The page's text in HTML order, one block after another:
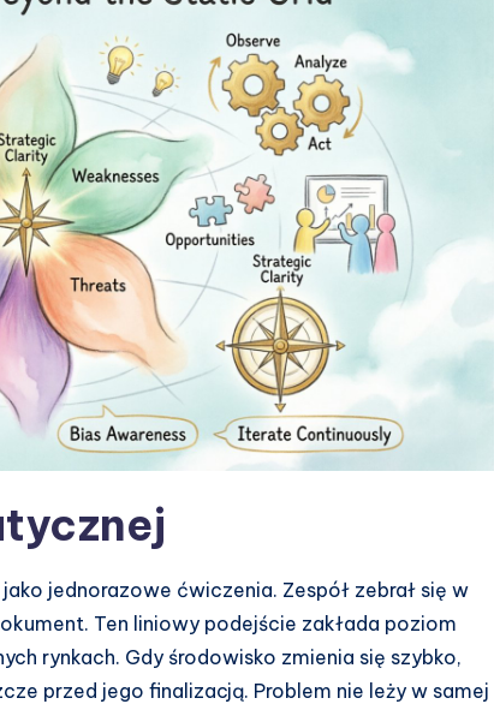
jednorazowe ćwiczenia. Zespół zebrał się w
Ten liniowy podejście zakłada poziom
rynkach. Gdy środowisko zmienia się szybko,
przed jego finalizacją. Problem nie leży w samej